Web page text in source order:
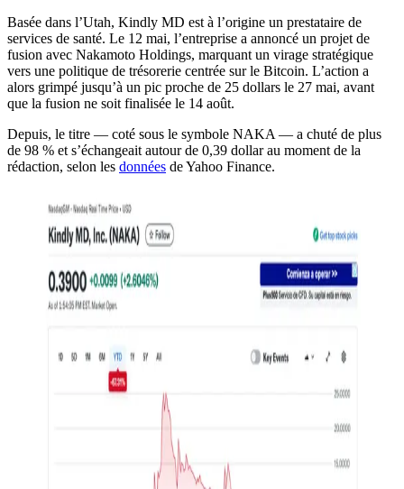
Basée dans l’Utah, Kindly MD est à l’origine un prestataire de
services de santé. Le 12 mai, l’entreprise a annoncé un projet de
fusion avec Nakamoto Holdings, marquant un virage stratégique
vers une politique de trésorerie centrée sur le Bitcoin. L’action a
alors grimpé jusqu’à un pic proche de 25 dollars le 27 mai, avant
que la fusion ne soit finalisée le 14 août.
Depuis, le titre — coté sous le symbole NAKA — a chuté de plus
de 98 % et s’échangeait autour de 0,39 dollar au moment de la
rédaction, selon les données de Yahoo Finance.